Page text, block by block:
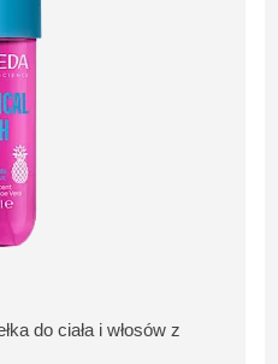
do ciała i włosów z
0 customers